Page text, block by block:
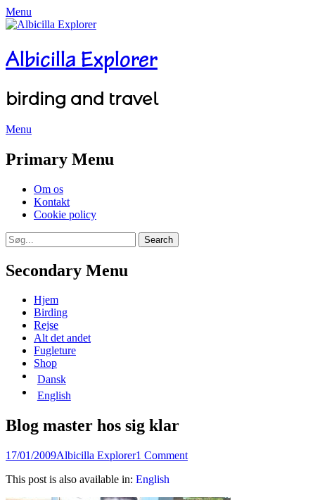
Menu
Albicilla Explorer
birding and travel
Menu
Primary Menu
Skip
content
Om os
Kontakt
Cookie policy
Search
Search
for:
Secondary Menu
Skip
content
Hjem
Birding
Rejse
Alt det andet
Fugleture
Shop
Dansk
English
Blog master hos sig klar
Posted
17/01/2009Author
Albicilla Explorer1 Comment
This post is also available in: English